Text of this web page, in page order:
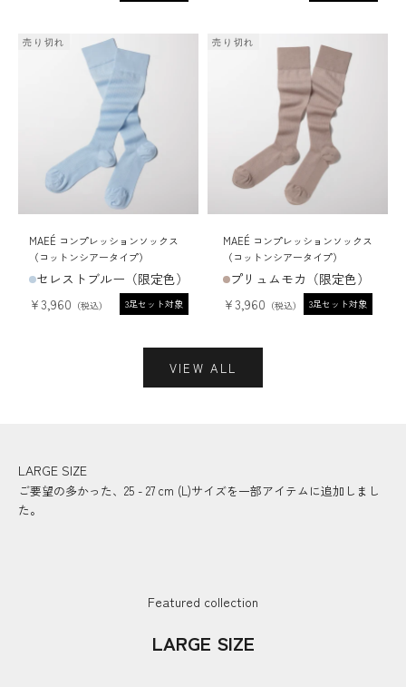
売り切れ
MAEÉ コンプレッションソックス
（コットンシアータイプ）
セレストブルー（限定色）
セール価格
¥3,960 3足セット対象
売り切れ
MAEÉ コンプレッションソックス
（コットンシアータイプ）
プリュムモカ（限定色）
セール価格
¥3,960 3足セット対象
VIEW ALL
LARGE SIZE
ご要望の多かった、25 - 27 cm (L)サイズを一部アイテムに追加しまし
た。
Featured collection
LARGE SIZE